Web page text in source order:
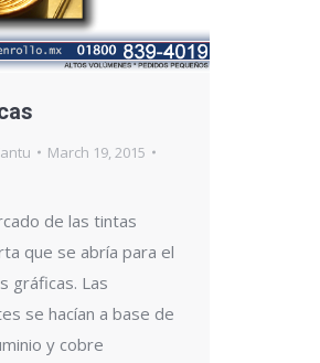
March 19, 2015
de las tintas
que se abría para el
gráficas. Las
se hacían a base de
y cobre